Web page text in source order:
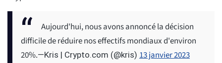
Aujourd'hui, nous avons annoncé la décision
difficile de réduire nos effectifs mondiaux d'environ
20%.—Kris | Crypto.com (@kris) 13 janvier 2023